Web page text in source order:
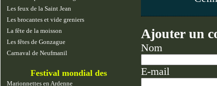
Les feux de la Saint Jean
Les brocantes et vide greniers
La fête de la moisson
Les fêtes de Gonzague
Carnaval de Neufmanil
Festival mondial des
marionnettes
Marionnettes en Ardenne
Ajouter un
Nom
E-mail